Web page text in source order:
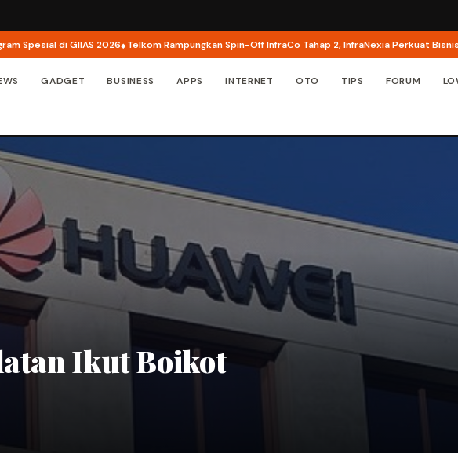
di GIIAS 2026 Telkom Rampungkan Spin-Off InfraCo Tahap 2, InfraNexia Perkuat Bisnis
GADGET BUSINESS APPS INTERNET OTO TIPS FORUM
Ikut Boikot